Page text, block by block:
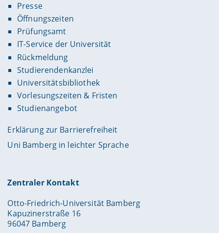
Presse
Öffnungszeiten
Prüfungsamt
IT-Service der Universität
Rückmeldung
Studierendenkanzlei
Universitätsbibliothek
Vorlesungszeiten & Fristen
Studienangebot
Erklärung zur Barrierefreiheit
Uni Bamberg in leichter Sprache
Zentraler Kontakt
Otto-Friedrich-Universität Bamberg
Kapuzinerstraße 16
96047 Bamberg